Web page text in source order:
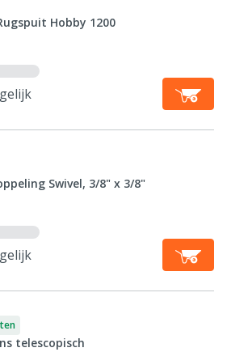
Hobby 1200
Swivel, 3/8" x 3/8"
telescopisch